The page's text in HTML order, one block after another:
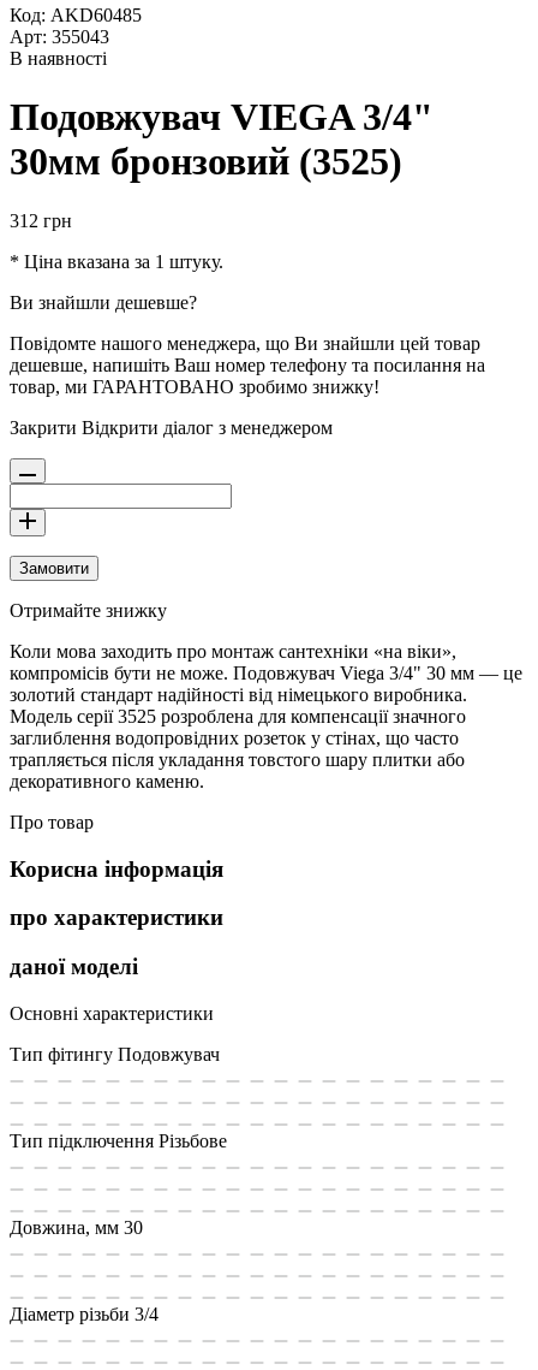
Код: AKD60485
Арт: 355043
В наявності
Подовжувач VIEGA 3/4"
30мм бронзовий (3525)
312 грн
* Ціна вказана за 1 штуку.
Ви знайшли дешевше?
Повідомте нашого менеджера, що Ви знайшли цей товар
дешевше, напишіть Ваш номер телефону та посилання на
товар, ми ГАРАНТОВАНО зробимо знижку!
Закрити Відкрити діалог з менеджером
Замовити
Отримайте знижку
Коли мова заходить про монтаж сантехніки «на віки»,
компромісів бути не може. Подовжувач Viega 3/4" 30 мм — це
золотий стандарт надійності від німецького виробника.
Модель серії 3525 розроблена для компенсації значного
заглиблення водопровідних розеток у стінах, що часто
трапляється після укладання товстого шару плитки або
декоративного каменю.
Про товар
Корисна інформація
про характеристики
даної моделі
Основні характеристики
Тип фітингу Подовжувач
Тип підключення Різьбове
Довжина, мм 30
Діаметр різьби 3/4